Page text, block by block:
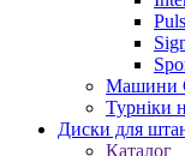
Машини
Турніки
Диски для
Каталог